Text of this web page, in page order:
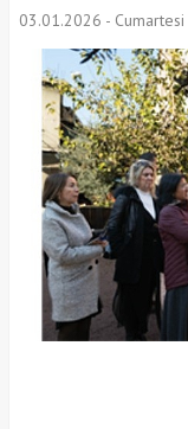
03.01.2026 -